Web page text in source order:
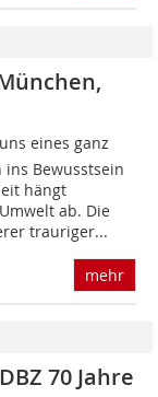
eines ganz
Bewusstsein
hängt
ab. Die
trauriger...
mehr
70 Jahre